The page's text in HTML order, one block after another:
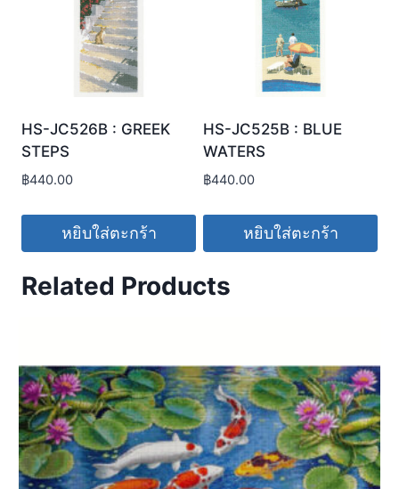
HS-JC526B : GREEK
STEPS
฿440.00
หยิบใส่ตะกร้า
HS-JC525B : BLUE
WATERS
฿440.00
หยิบใส่ตะกร้า
Related Products